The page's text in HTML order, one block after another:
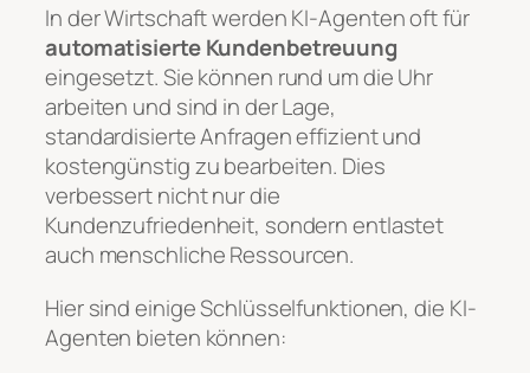
In der Wirtschaft werden KI-Agenten oft für
automatisierte Kundenbetreuung
eingesetzt. Sie können rund um die Uhr
arbeiten und sind in der Lage,
standardisierte Anfragen effizient und
kostengünstig zu bearbeiten. Dies
verbessert nicht nur die
Kundenzufriedenheit, sondern entlastet
auch menschliche Ressourcen.
Hier sind einige Schlüsselfunktionen, die KI-
Agenten bieten können: